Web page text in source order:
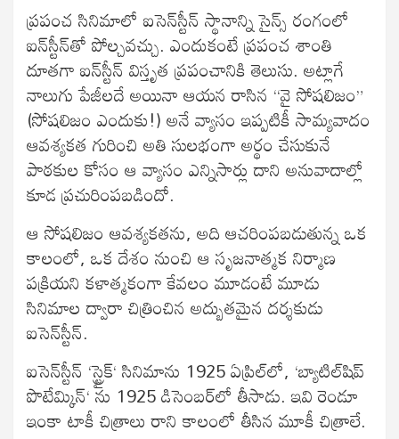
ప్రపంచ సినిమాలో ఐసెన్‍స్టీన్‍ స్థానాన్ని సైన్స్ రంగంలో
ఐన్‍స్టీన్‍తో పోల్చవచ్చు. ఎందుకంటే ప్రపంచ శాంతి
దూతగా ఐన్‍స్టీన్‍ విస్తృత ప్రపంచానికి తెలుసు. అట్లాగే
నాలుగు పేజీలదే అయినా ఆయన రాసిన “వై సోషలిజం”
(సోషలిజం ఎందుకు!) అనే వ్యాసం ఇప్పటికీ సామ్యవాదం
ఆవశ్యకత గురించి అతి సులభంగా అర్థం చేసుకునే
పాఠకుల కోసం ఆ వ్యాసం ఎన్నిసార్లు దాని అనువాదాల్లో
కూడ ప్రచురింపబడిందో.
ఆ సోషలిజం ఆవశ్యకతను, అది ఆచరింపబడుతున్న ఒక
కాలంలో, ఒక దేశం నుంచి ఆ సృజనాత్మక నిర్మాణ
పక్రియని కళాత్మకంగా కేవలం మూడంటే మూడు
సినిమాల ద్వారా చిత్రించిన అద్బుతమైన దర్శకుడు
ఐసెన్‍స్టీన్‍.
ఐసెన్‍స్టీన్‍ ‘స్ట్రైక్‍‘ సినిమాను 1925 ఏప్రిల్‍లో, ‘బ్యాటిల్‍షిప్‍
పొటేమ్కిన్‍‘ ను 1925 డిసెంబర్‍లో తీసాడు. ఇవి రెండూ
ఇంకా టాకీ చిత్రాలు రాని కాలంలో తీసిన మూకీ చిత్రాలే.